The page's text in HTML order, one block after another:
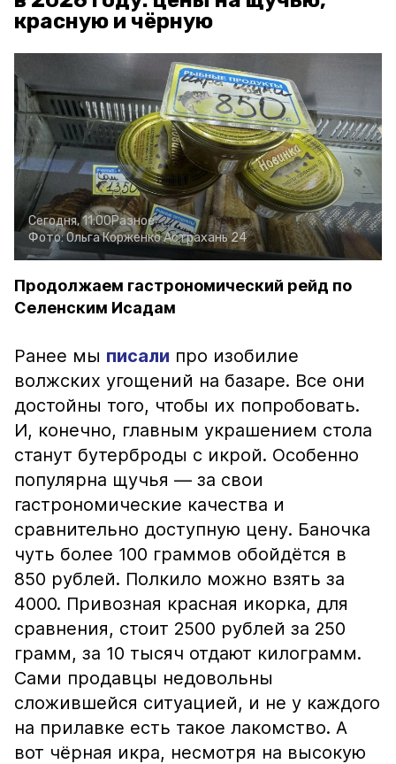
красную и чёрную
Сегодня, 11:00Разное
Фото:Ольга КорженкоАстрахань 24
Продолжаем гастрономический рейд по
Селенским Исадам
Ранее мы писали про изобилие
волжских угощений на базаре. Все они
достойны того, чтобы их попробовать.
И, конечно, главным украшением стола
станут бутерброды с икрой. Особенно
популярна щучья — за свои
гастрономические качества и
сравнительно доступную цену. Баночка
чуть более 100 граммов обойдётся в
850 рублей. Полкило можно взять за
4000. Привозная красная икорка, для
сравнения, стоит 2500 рублей за 250
грамм, за 10 тысяч отдают килограмм.
Сами продавцы недовольны
сложившейся ситуацией, и не у каждого
на прилавке есть такое лакомство. А
вот чёрная икра, несмотря на высокую